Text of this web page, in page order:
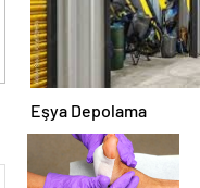
Eşya Depolama